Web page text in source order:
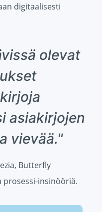
digitaalisesti
olevat
asiakirjojen
vievää."
Butterfly
prosessi-insinööriä.